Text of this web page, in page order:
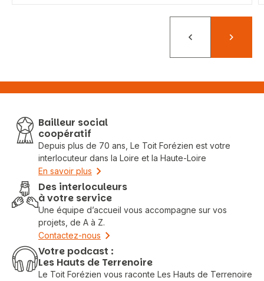
PrécédentSuivant
Bailleur social
coopératif
Depuis plus de 70 ans, Le Toit Forézien est votre
interlocuteur dans la Loire et la Haute-Loire
En savoir plus
Des interloculeurs
à votre service
Une équipe d’accueil vous accompagne sur vos
projets, de A à Z.
Contactez-nous
Votre podcast :
Les Hauts de Terrenoire
Le Toit Forézien vous raconte Les Hauts de Terrenoire